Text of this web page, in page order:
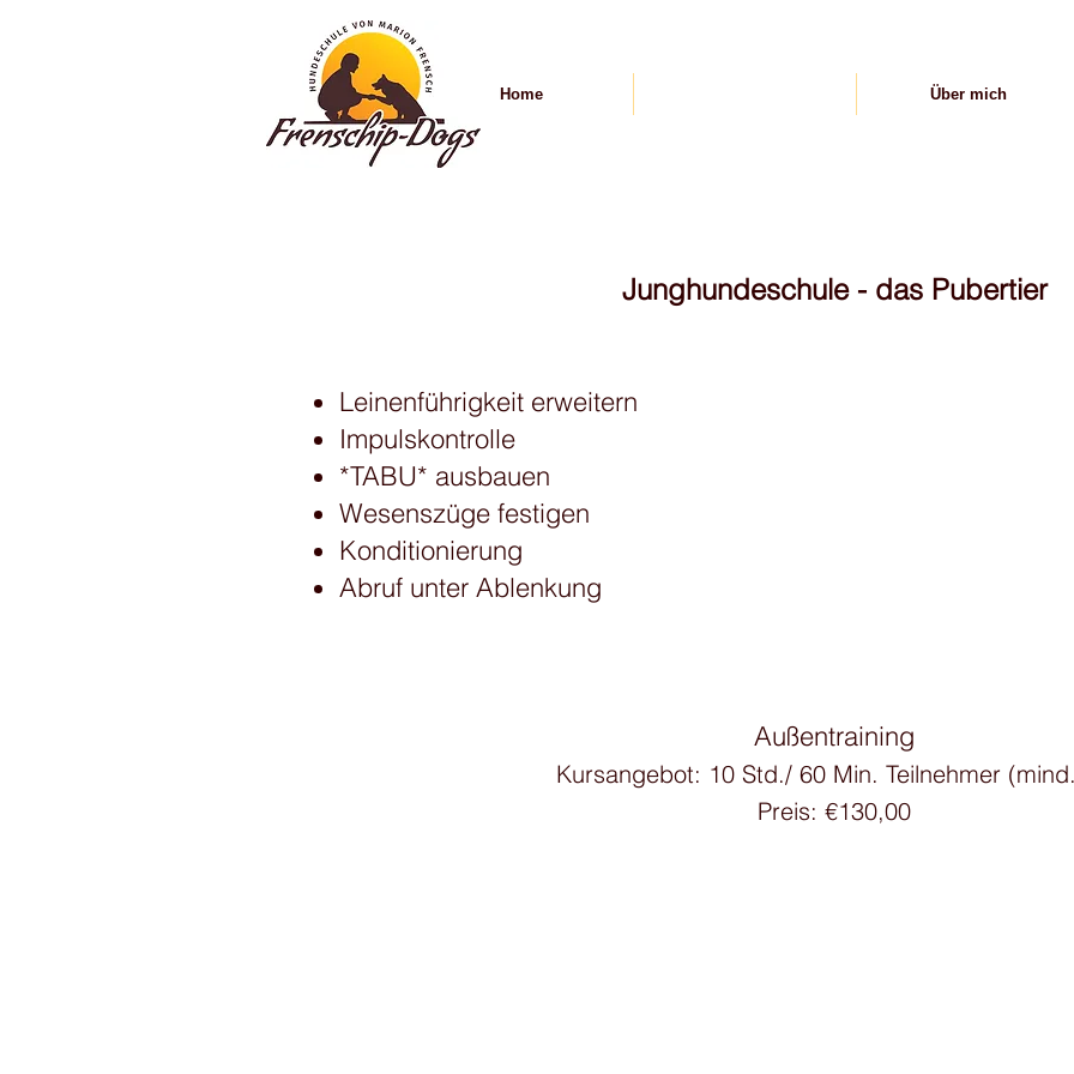
Home Über mich
Junghundeschule - das Pubertier
Leinenführigkeit erweitern
Impulskontrolle
*TABU* ausbauen
Wesenszüge festigen
Konditionierung
Abruf unter Ablenkung
Außentraining
Kursangebot: 10 Std./ 60 Min. Teilnehmer
Preis: €130,00